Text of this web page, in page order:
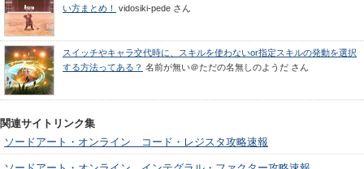
い方まとめ！
vidosiki-pede さん
スイッチやキャラ交代時に、スキルを使わないor指定スキルの発動を選択
する方法ってある？ 名前が無い＠ただの名無しのようだ さん
関連サイトリンク集
ソードアート・オンライン コード・レジスタ攻略速報